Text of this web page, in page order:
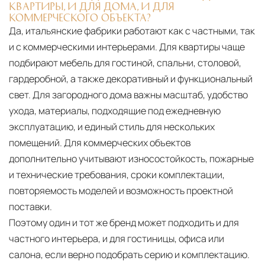
КВАРТИРЫ, И ДЛЯ ДОМА, И ДЛЯ
КОММЕРЧЕСКОГО ОБЪЕКТА?
Да, итальянские фабрики работают как с частными, так
и с коммерческими интерьерами. Для квартиры чаще
подбирают мебель для гостиной, спальни, столовой,
гардеробной, а также декоративный и функциональный
свет. Для загородного дома важны масштаб, удобство
ухода, материалы, подходящие под ежедневную
эксплуатацию, и единый стиль для нескольких
помещений. Для коммерческих объектов
дополнительно учитывают износостойкость, пожарные
и технические требования, сроки комплектации,
повторяемость моделей и возможность проектной
поставки.
Поэтому один и тот же бренд может подходить и для
частного интерьера, и для гостиницы, офиса или
салона, если верно подобрать серию и комплектацию.